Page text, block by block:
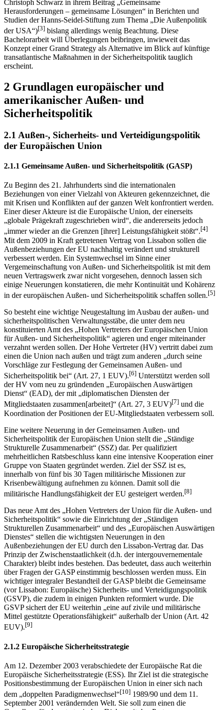
Christoph Schwarz in ihrem Beitrag „Gemeinsame
Herausforderungen – gemeinsame Lösungen“ in Berichten und
Studien der Hanns-Seidel-Stiftung zum Thema „Die Außenpolitik
der USA“)[3] bislang allerdings wenig Beachtung. Diese
Bachelorarbeit will Überlegungen beibringen, inwieweit das
Konzept einer Grand Strategy als Alternative im Blick auf künftige
transatlantische Maßnahmen in der Sicherheitspolitik tauglich
erscheint.
2 Grundlagen europäischer und
amerikanischer Außen- und
Sicherheitspolitik
2.1 Außen-, Sicherheits- und Verteidigungspolitik
der Europäischen Union
2.1.1 Gemeinsame Außen- und Sicherheitspolitik (GASP)
Zu Beginn des 21. Jahrhunderts sind die internationalen
Beziehungen von einer Vielzahl von Akteuren gekennzeichnet, die
mit Krisen und Konflikten auf der ganzen Welt konfrontiert werden.
Einer dieser Akteure ist die Europäische Union, der einerseits
„globale Prägekraft zugeschrieben wird“, die andererseits jedoch
„immer wieder an die Grenzen [ihrer] Leistungsfähigkeit stößt“.[4]
Mit dem 2009 in Kraft getretenen Vertrag von Lissabon sollen die
Außenbeziehungen der EU nachhaltig verändert und strukturell
verbessert werden. Ein Systemwechsel im Sinne einer
Vergemeinschaftung von Außen- und Sicherheitspolitik ist mit dem
neuen Vertragswerk zwar nicht vorgesehen, dennoch lassen sich
einige Neuerungen konstatieren, die mehr Kontinuität und Kohärenz
in der europäischen Außen- und Sicherheitspolitik schaffen sollen.[5]
So besteht eine wichtige Neugestaltung im Ausbau der außen- und
sicherheitspolitischen Verwaltungsstäbe, die unter dem neu
konstituierten Amt des „Hohen Vertreters der Europäischen Union
für Außen- und Sicherheitspolitik“ agieren und enger miteinander
verzahnt werden sollen. Der Hohe Vertreter (HV) vertritt dabei zum
einen die Union nach außen und trägt zum anderen „durch seine
Vorschläge zur Festlegung der Gemeinsamen Außen- und
Sicherheitspolitik bei“ (Art. 27, 1 EUV).[6] Unterstützt werden soll
der HV vom neu zu gründenden „Europäischen Auswärtigen
Dienst“ (EAD), der mit „diplomatischen Diensten der
Mitgliedstaaten zusammen[arbeitet]“ (Art. 27, 3 EUV)[7] und die
Koordination der Positionen der EU-Mitgliedstaaten verbessern soll.
Eine weitere Neuerung in der Gemeinsamen Außen- und
Sicherheitspolitik der Europäischen Union stellt die „Ständige
Strukturelle Zusammenarbeit“ (SSZ) dar. Per qualifiziert
mehrheitlichen Ratsbeschluss kann eine intensive Kooperation einer
Gruppe von Staaten gegründet werden. Ziel der SSZ ist es,
innerhalb von fünf bis 30 Tagen militärische Missionen zur
Krisenbewältigung aufnehmen zu können. Damit soll die
militärische Handlungsfähigkeit der EU gesteigert werden.[8]
Das neue Amt des „Hohen Vertreters der Union für die Außen- und
Sicherheitspolitik“ sowie die Einrichtung der „Ständigen
Strukturellen Zusammenarbeit“ und des „Europäischen Auswärtigen
Dienstes“ stellen die wichtigsten Neuerungen in den
Außenbeziehungen der EU durch den Lissabon-Vertrag dar. Das
Prinzip der Zwischenstaatlichkeit (d.h. der intergouvernementale
Charakter) bleibt indes bestehen. Das bedeutet, dass auch weiterhin
über Fragen der GASP einstimmig beschlossen werden muss. Ein
wichtiger integraler Bestandteil der GASP bleibt die Gemeinsame
(vor Lissabon: Europäische) Sicherheits- und Verteidigungspolitik
(GSVP), die zudem in einigen Punkten reformiert wurde. Die
GSVP sichert der EU weiterhin „eine auf zivile und militärische
Mittel gestützte Operationsfähigkeit“ außerhalb der Union (Art. 42
EUV).[9]
2.1.2 Europäische Sicherheitsstrategie
Am 12. Dezember 2003 verabschiedete der Europäische Rat die
Europäische Sicherheitsstrategie (ESS). Ihr Ziel ist die strategische
Positionsbestimmung der Europäischen Union in einer sich nach
dem „doppelten Paradigmenwechsel“[10] 1989/90 und dem 11.
September 2001 verändernden Welt. Sie soll zum einen die